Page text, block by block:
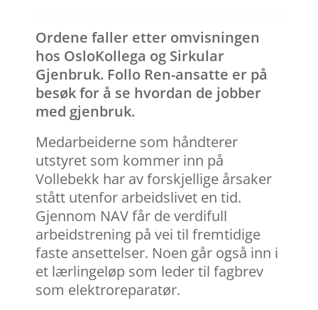
Ordene faller etter omvisningen
hos OsloKollega og Sirkular
Gjenbruk. Follo Ren-ansatte er på
besøk for å se hvordan de jobber
med gjenbruk.
Medarbeiderne som håndterer
utstyret som kommer inn på
Vollebekk har av forskjellige årsaker
stått utenfor arbeidslivet en tid.
Gjennom NAV får de verdifull
arbeidstrening på vei til fremtidige
faste ansettelser. Noen går også inn i
et lærlingeløp som leder til fagbrev
som elektroreparatør.